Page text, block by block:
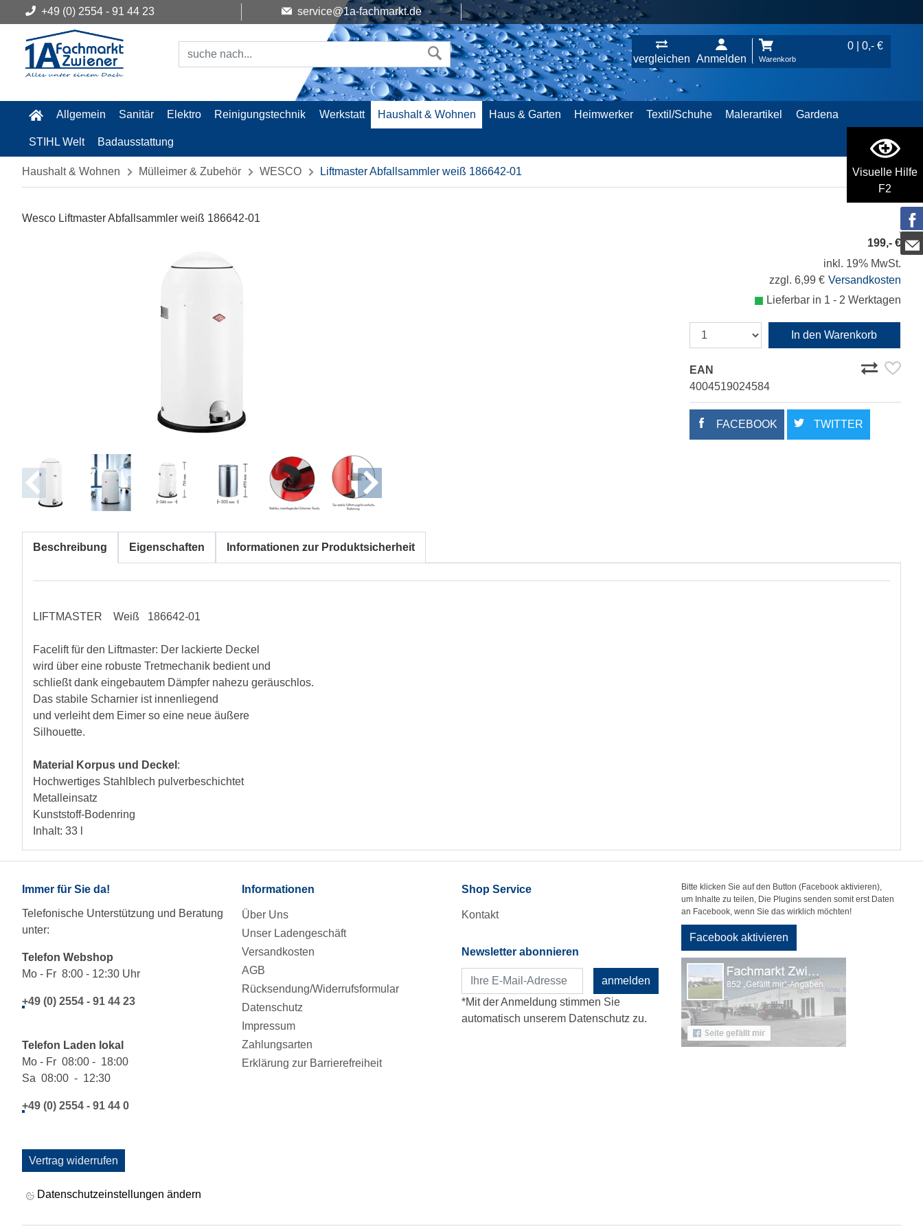
Visuelle Hilfe
F2
+49 (0) 2554 - 91 44 23 service@1a-fachmarkt.de
vergleichen Anmelden
0 | 0,- €
Warenkorb
Allgemein Sanitär Elektro Reinigungstechnik Werkstatt Haushalt & Wohnen Haus & Garten Heimwerker Textil/Schuhe Malerartikel Gardena
STIHL Welt Badausstattung
Haushalt & Wohnen Mülleimer & Zubehör WESCO Liftmaster Abfallsammler weiß 186642-01
Wesco Liftmaster Abfallsammler weiß 186642-01
199,- €
inkl. 19% MwSt.
zzgl. 6,99 € Versandkosten
Lieferbar in 1 - 2 Werktagen
In den Warenkorb
EAN
4004519024584
FACEBOOK TWITTER
Beschreibung Eigenschaften Informationen zur Produktsicherheit
LIFTMASTER Weiß 186642-01
Facelift für den Liftmaster: Der lackierte Deckel
wird über eine robuste Tretmechanik bedient und
schließt dank eingebautem Dämpfer nahezu geräuschlos.
Das stabile Scharnier ist innenliegend
und verleiht dem Eimer so eine neue äußere
Silhouette.
Material Korpus und Deckel :
Hochwertiges Stahlblech pulverbeschichtet
Metalleinsatz
Kunststoff-Bodenring
Inhalt: 33 l
Immer für Sie da!
Telefonische Unterstützung und Beratung
unter:
Telefon Webshop
Mo - Fr 8:00 - 12:30 Uhr
+49 (0) 2554 - 91 44 23
Telefon Laden lokal
Mo - Fr 08:00 - 18:00
Sa 08:00 - 12:30
+49 (0) 2554 - 91 44 0
Vertrag widerrufen
Datenschutzeinstellungen ändern
Informationen
Über Uns
Unser Ladengeschäft
Versandkosten
AGB
Rücksendung/Widerrufsformular
Datenschutz
Impressum
Zahlungsarten
Erklärung zur Barrierefreiheit
Shop Service
Kontakt
Newsletter abonnieren
anmelden
*Mit der Anmeldung stimmen Sie
automatisch unserem Datenschutz zu.
Bitte klicken Sie auf den Button (Facebook aktivieren),
um Inhalte zu teilen, Die Plugins senden somit erst Daten
an Facebook, wenn Sie das wirklich möchten!
Facebook aktivieren